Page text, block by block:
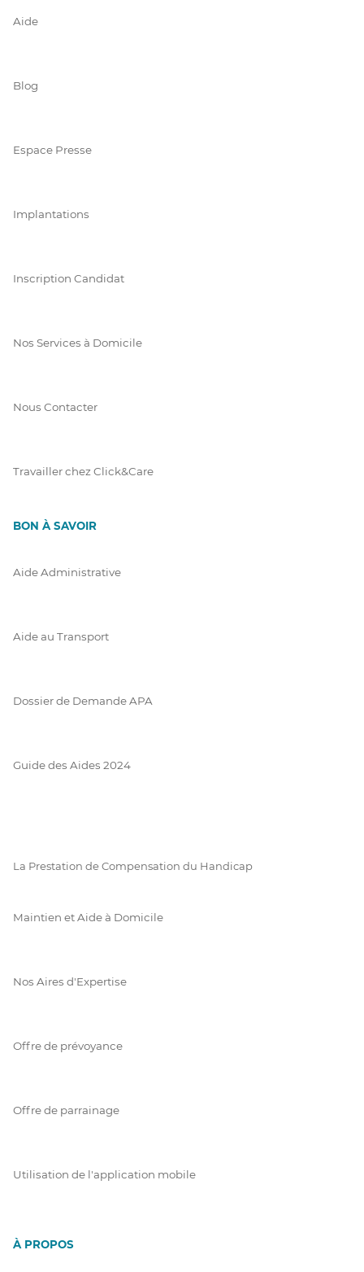
Aide
Blog
Espace Presse
Implantations
Inscription Candidat
Nos Services à Domicile
Nous Contacter
Travailler chez Click&Care
BON À SAVOIR
Aide Administrative
Aide au Transport
Dossier de Demande APA
Guide des Aides 2024
La Prestation de Compensation du Handicap
Maintien et Aide à Domicile
Nos Aires d'Expertise
Offre de prévoyance
Offre de parrainage
Utilisation de l'application mobile
À PROPOS